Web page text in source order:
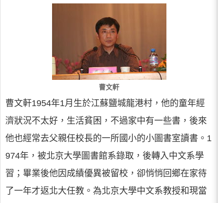
曹文軒
曹文軒1954年1月生於江蘇鹽城龍港村，他的童年經
濟狀況不太好，生活貧困，不過家中有一些書，後來
他也經常去父親任校長的一所國小的小圖書室讀書。1
974年，被北京大學圖書館系錄取，後轉入中文系學
習；畢業後他因成績優異被留校，卻悄悄回鄉在家待
了一年才返北大任教。為北京大學中文系教授和現當